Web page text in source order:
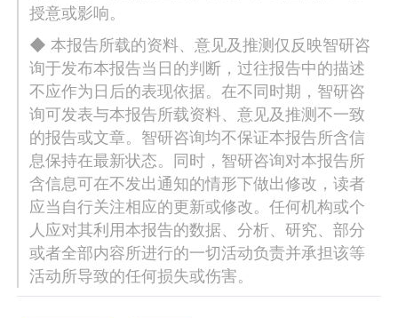
授意或影响。
◆ 本报告所载的资料、意见及推测仅反映智研咨
询于发布本报告当日的判断，过往报告中的描述
不应作为日后的表现依据。在不同时期，智研咨
询可发表与本报告所载资料、意见及推测不一致
的报告或文章。智研咨询均不保证本报告所含信
息保持在最新状态。同时，智研咨询对本报告所
含信息可在不发出通知的情形下做出修改，读者
应当自行关注相应的更新或修改。任何机构或个
人应对其利用本报告的数据、分析、研究、部分
或者全部内容所进行的一切活动负责并承担该等
活动所导致的任何损失或伤害。